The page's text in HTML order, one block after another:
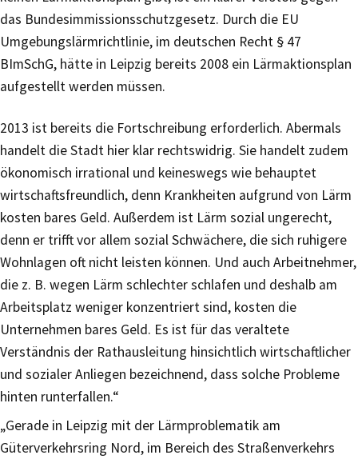
das Bundesimmissionsschutzgesetz. Durch die EU
Umgebungslärmrichtlinie, im deutschen Recht § 47
BImSchG, hätte in Leipzig bereits 2008 ein Lärmaktionsplan
aufgestellt werden müssen.
2013 ist bereits die Fortschreibung erforderlich. Abermals
handelt die Stadt hier klar rechtswidrig. Sie handelt zudem
ökonomisch irrational und keineswegs wie behauptet
wirtschaftsfreundlich, denn Krankheiten aufgrund von Lärm
kosten bares Geld. Außerdem ist Lärm sozial ungerecht,
denn er trifft vor allem sozial Schwächere, die sich ruhigere
Wohnlagen oft nicht leisten können. Und auch Arbeitnehmer,
die z. B. wegen Lärm schlechter schlafen und deshalb am
Arbeitsplatz weniger konzentriert sind, kosten die
Unternehmen bares Geld. Es ist für das veraltete
Verständnis der Rathausleitung hinsichtlich wirtschaftlicher
und sozialer Anliegen bezeichnend, dass solche Probleme
hinten runterfallen.“
„Gerade in Leipzig mit der Lärmproblematik am
Güterverkehrsring Nord, im Bereich des Straßenverkehrs